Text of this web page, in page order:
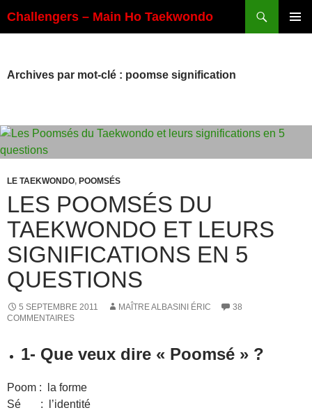
au
Challengers – Main Ho Taekwondo
Archives par mot-clé : poomse signification
LE TAEKWONDO, POOMSÉS
LES POOMSÉS DU
TAEKWONDO ET LEURS
SIGNIFICATIONS EN 5
QUESTIONS
5 SEPTEMBRE 2011 MAÎTRE ALBASINI ÉRIC
38
COMMENTAIRES
1- Que veux dire « Poomsé » ?
Poom : la forme
Sé : l’identité